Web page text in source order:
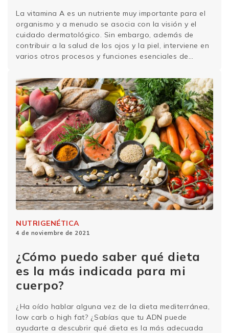
La vitamina A es un nutriente muy importante para el
organismo y a menudo se asocia con la visión y el
cuidado dermatológico. Sin embargo, además de
contribuir a la salud de los ojos y la piel, interviene en
varios otros procesos y funciones esenciales de
reproducción, el desarrollo …Sigue leyendo
NUTRIGENÉTICA
4 de noviembre de 2021
¿Cómo puedo saber qué dieta
es la más indicada para mi
cuerpo?
¿Ha oído hablar alguna vez de la dieta mediterránea,
low carb o high fat? ¿Sabías que tu ADN puede
ayudarte a descubrir qué dieta es la más adecuada